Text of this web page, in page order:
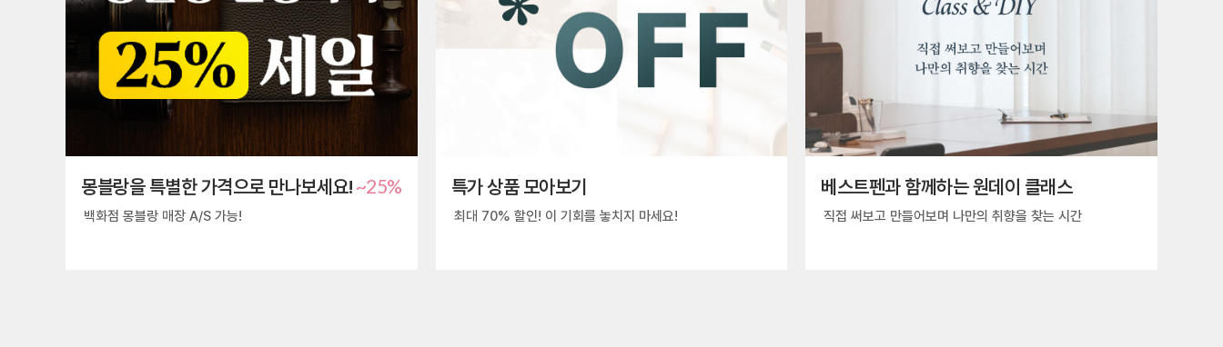
몽블랑을 특별한 가격으로 만나보세요! ~25%
백화점 몽블랑 매장 A/S 가능!
특가 상품 모아보기
최대 70% 할인! 이 기회를 놓치지 마세요!
베스트펜과 함께하는 원데이 클래스
직접 써보고 만들어보며 나만의 취향을 찾는 시간